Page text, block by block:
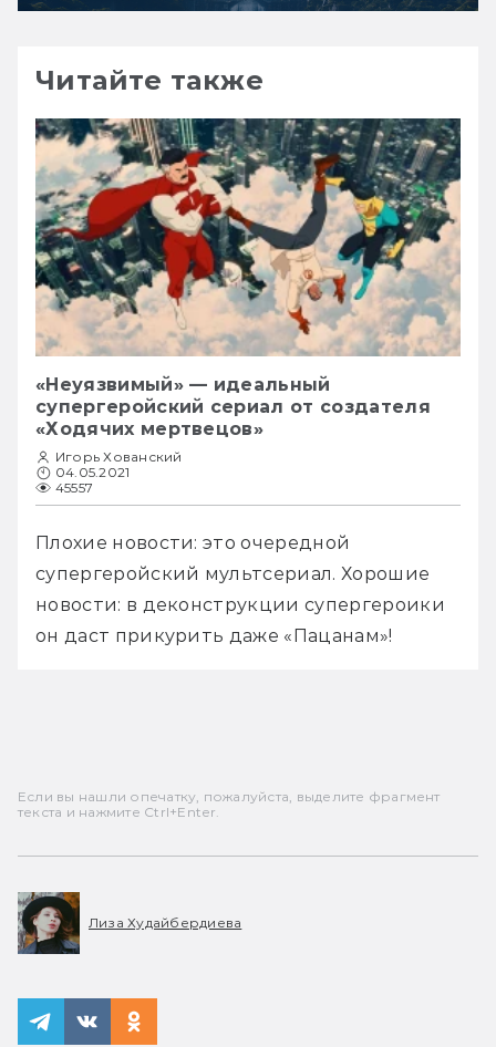
Читайте также
«Неуязвимый» — идеальный
супергеройский сериал от создателя
«Ходячих мертвецов»
Игорь Хованский
04.05.2021
45557
Плохие новости: это очередной
супергеройский мультсериал. Хорошие
новости: в деконструкции супергероики
он даст прикурить даже «Пацанам»!
Если вы нашли опечатку, пожалуйста, выделите фрагмент
текста и нажмите Ctrl+Enter.
Лиза Худайбердиева